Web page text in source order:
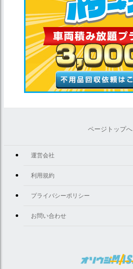
ページトップへ
運営会社
利用規約
プライバシーポリシー
お問い合わせ